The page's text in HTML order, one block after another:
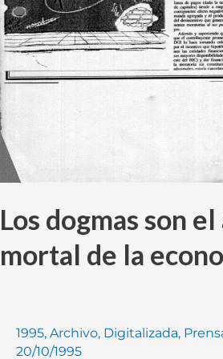
Los dogmas son
mortal de la
1995, Archivo, Digitalizada,
20/10/1995